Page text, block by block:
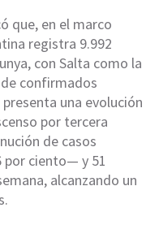
que, en el marco
registra 9.992
con Salta como la
confirmados
una evolución
por tercera
de casos
por ciento— y 51
alcanzando un